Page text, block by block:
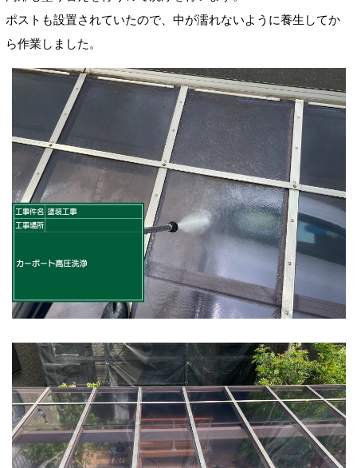
ポストも設置されていたので、中が濡れないように養生してか
ら作業しました。